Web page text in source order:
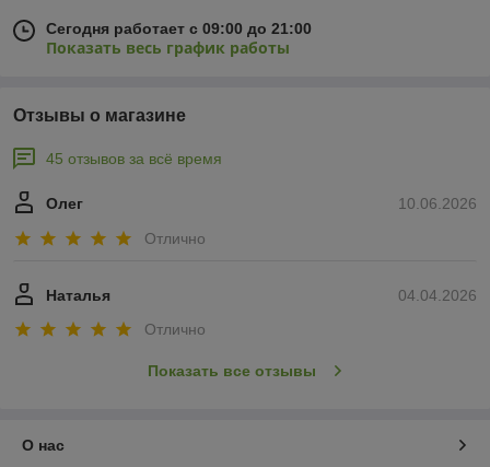
Сегодня работает с 09:00 до 21:00
Показать весь график работы
Отзывы о магазине
45 отзывов за всё время
10.06.2026
Олег
Отлично
04.04.2026
Наталья
Отлично
Показать все отзывы
О нас